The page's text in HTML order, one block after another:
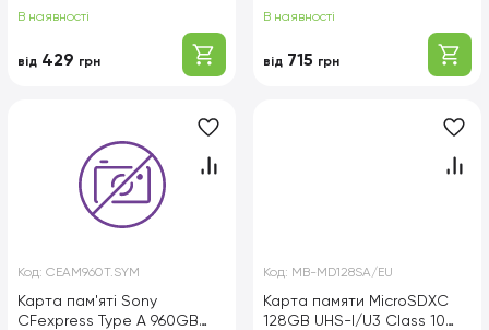
+ SD adapter
В наявності
від 429 грн
Apacer + SD adapter
В наявності
від 715 грн
Код: CEAM960T.SYM
Карта пам'яті Sony
CFexpress Type A 960GB
Код: MB-MD128SA/EU
Карта памяти MicroSDXC
128GB UHS-I/U3 Class 10